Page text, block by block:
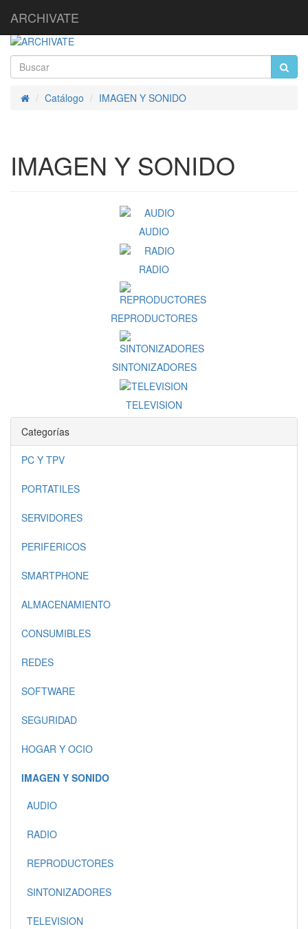
ARCHIVATE
InicioCatálogo IMAGEN Y SONIDO
IMAGEN Y SONIDO
AUDIO
RADIO
REPRODUCTORES
SINTONIZADORES
TELEVISION
Categorías
PC Y TPV
PORTATILES
SERVIDORES
PERIFERICOS
SMARTPHONE
ALMACENAMIENTO
CONSUMIBLES
REDES
SOFTWARE
SEGURIDAD
HOGAR Y OCIO
IMAGEN Y SONIDO
AUDIO
RADIO
REPRODUCTORES
SINTONIZADORES
TELEVISION